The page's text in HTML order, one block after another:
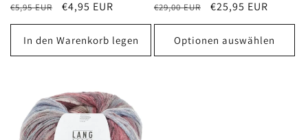
Normaler
Preis
€5,95 EUR Verkaufspreis
€4,95 EUR
In den Warenkorb legen
Normaler
Preis
€29,00 EUR Verkaufspreis
€25,95 EUR
Optionen auswählen